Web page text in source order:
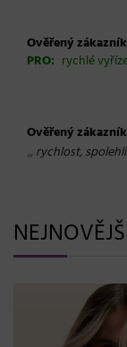
Ověřený zákazník
PRO: rychlé
Ověřený zákazník
„ rychlost,